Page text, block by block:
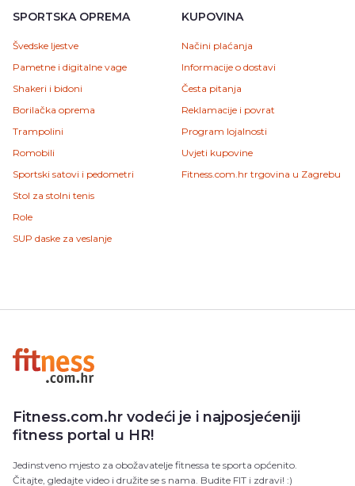
SPORTSKA OPREMA
Švedske ljestve
Pametne i digitalne vage
Shakeri i bidoni
Borilačka oprema
Trampolini
Romobili
Sportski satovi i pedometri
Stol za stolni tenis
Role
SUP daske za veslanje
KUPOVINA
Načini plaćanja
Informacije o dostavi
Česta pitanja
Reklamacije i povrat
Program lojalnosti
Uvjeti kupovine
Fitness.com.hr trgovina u Zagrebu
Fitness.com.hr vodeći je i najposjećeniji
fitness portal u HR!
Jedinstveno mjesto za obožavatelje fitnessa te sporta općenito.
Čitajte, gledajte video i družite se s nama. Budite FIT i zdravi! :)